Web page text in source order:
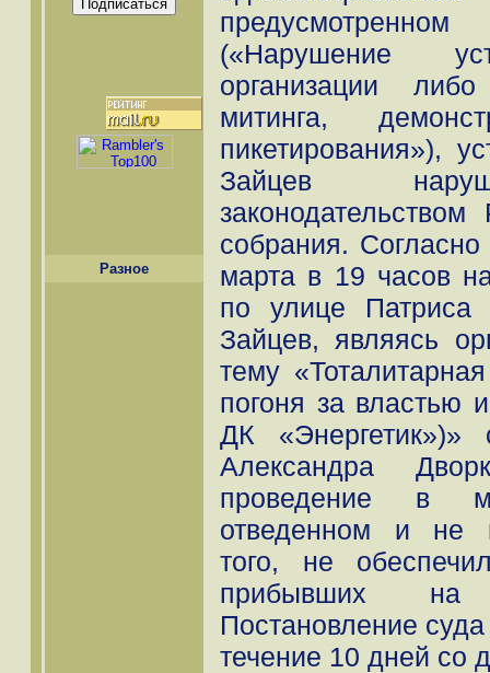
Разное
(«Нарушение
организации
митинга,
пикетирования»),
Зайцев
собрания.
марта в 19 часов
по улице
Зайцев, являясь
тему
погоня за властью
ДК «Энергетик»)»
Александра
проведение в
отведенном и не
того, не
прибывших на
Постановление
течение 10 дней со